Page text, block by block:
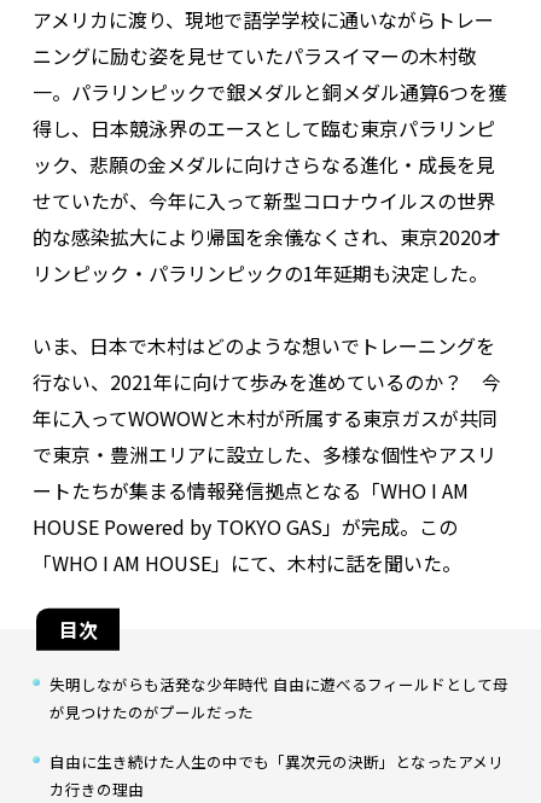
アメリカに渡り、現地で語学学校に通いながらトレー
ニングに励む姿を見せていたパラスイマーの木村敬
一。パラリンピックで銀メダルと銅メダル通算6つを獲
得し、日本競泳界のエースとして臨む東京パラリンピ
ック、悲願の金メダルに向けさらなる進化・成長を見
せていたが、今年に入って新型コロナウイルスの世界
的な感染拡大により帰国を余儀なくされ、東京2020オ
リンピック・パラリンピックの1年延期も決定した。
いま、日本で木村はどのような想いでトレーニングを
行ない、2021年に向けて歩みを進めているのか――？ 今
年に入ってWOWOWと木村が所属する東京ガスが共同
で東京・豊洲エリアに設立した、多様な個性やアスリ
ートたちが集まる情報発信拠点となる「WHO I AM
HOUSE Powered by TOKYO GAS」が完成。この
「WHO I AM HOUSE」にて、木村に話を聞いた。
目次
失明しながらも活発な少年時代 自由に遊べるフィールドとして母
が見つけたのがプールだった
自由に生き続けた人生の中でも「異次元の決断」となったアメリ
カ行きの理由